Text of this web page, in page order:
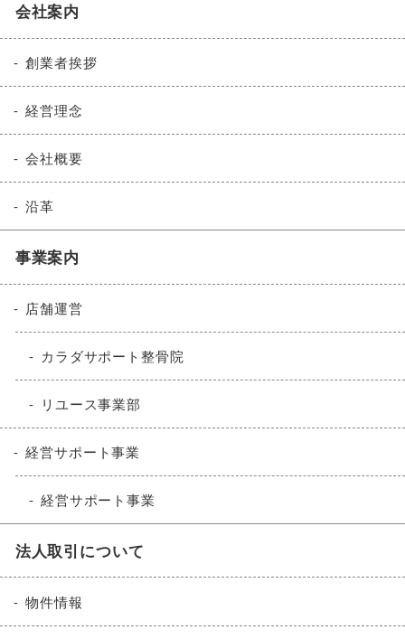
会社案内
創業者挨拶
経営理念
会社概要
沿革
事業案内
店舗運営
カラダサポート整骨院
リユース事業部
経営サポート事業
経営サポート事業
法人取引について
物件情報